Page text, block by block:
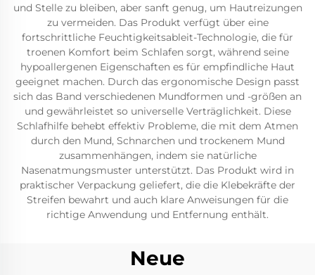
und Stelle zu bleiben, aber sanft genug, um Hautreizungen
zu vermeiden. Das Produkt verfügt über eine
fortschrittliche Feuchtigkeitsableit-Technologie, die für
troenen Komfort beim Schlafen sorgt, während seine
hypoallergenen Eigenschaften es für empfindliche Haut
geeignet machen. Durch das ergonomische Design passt
sich das Band verschiedenen Mundformen und -größen an
und gewährleistet so universelle Verträglichkeit. Diese
Schlafhilfe behebt effektiv Probleme, die mit dem Atmen
durch den Mund, Schnarchen und trockenem Mund
zusammenhängen, indem sie natürliche
Nasenatmungsmuster unterstützt. Das Produkt wird in
praktischer Verpackung geliefert, die die Klebekräfte der
Streifen bewahrt und auch klare Anweisungen für die
richtige Anwendung und Entfernung enthält.
Neue